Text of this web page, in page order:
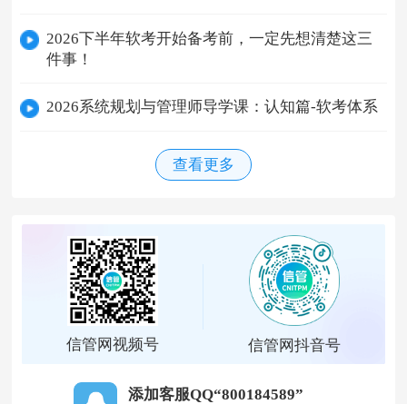
2026下半年软考开始备考前，一定先想清楚这三
件事！
2026系统规划与管理师导学课：认知篇-软考体系
查看更多
信管网视频号 信管网抖音号
添加客服QQ“800184589”